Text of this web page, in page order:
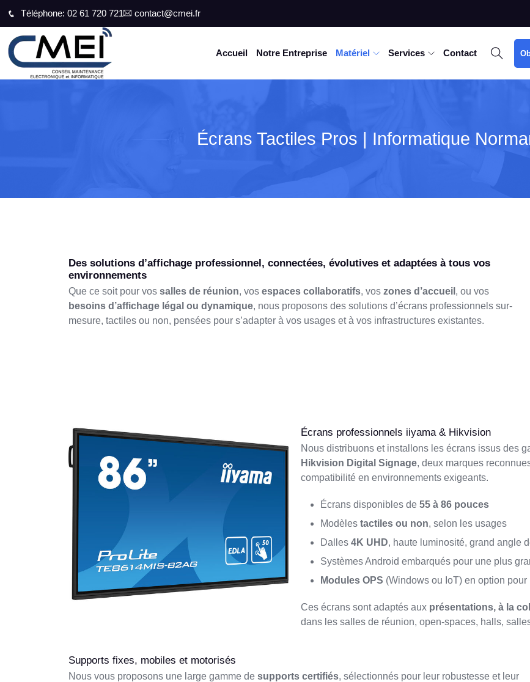
Téléphone: 02 61 720 721 contact@cmei.fr
Accueil Notre Entreprise Matériel Services Contact
Écrans Tactiles Pros | Informatique
Des solutions d’affichage professionnel, connectées, évolutives et adaptées à tous vos
environnements
Que ce soit pour vos salles de réunion, vos espaces collaboratifs, vos zones d’accueil , ou vos
besoins d’affichage légal ou dynamique, nous proposons des solutions d’écrans professionnels sur-
mesure, tactiles ou non, pensées pour s’adapter à vos usages et à vos infrastructures existantes.
Écrans professionnels iiyama & Hikvision
Nous distribuons et installons les écrans issus des
Hikvision Digital Signage, deux marques
compatibilité en environnements exigeants.
Écrans disponibles de 55 à 86 pouces
Modèles tactiles ou non, selon les usages
Dalles 4K UHD, haute luminosité, grand angle
Systèmes Android embarqués pour une plus
Modules OPS (Windows ou IoT) en option
Ces écrans sont adaptés aux présentations, à la
dans les salles de réunion, open-spaces, halls,
Supports fixes, mobiles et motorisés
Nous vous proposons une large gamme de supports certifiés, sélectionnés pour leur robustesse et leur